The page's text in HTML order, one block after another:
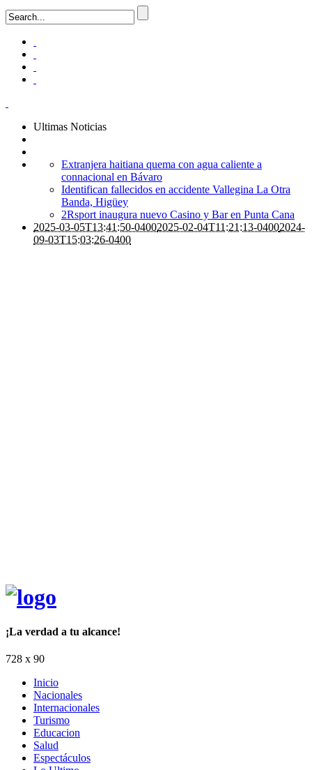
Ultimas Noticias
Extranjera haitiana quema con agua caliente a
connacional en Bávaro
Identifican fallecidos en accidente Vallegina La Otra
Banda, Higüey
2Rsport inaugura nuevo Casino y Bar en Punta Cana
2025-03-05T13:41:50-04002025-02-04T11:21:13-04002024-
09-03T15:03:26-0400
¡La verdad a tu alcance!
728 x 90
Inicio
Nacionales
Internacionales
Turismo
Educacion
Salud
Espectáculos